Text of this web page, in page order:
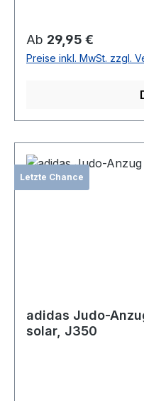
Regulärer Preis:
Ab 29,95 €
Preise inkl. MwSt. zzgl.
Letzte Chance
adidas Judo-
solar, J350